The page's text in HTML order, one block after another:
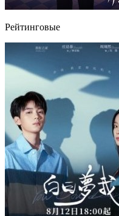
Рейтинговые